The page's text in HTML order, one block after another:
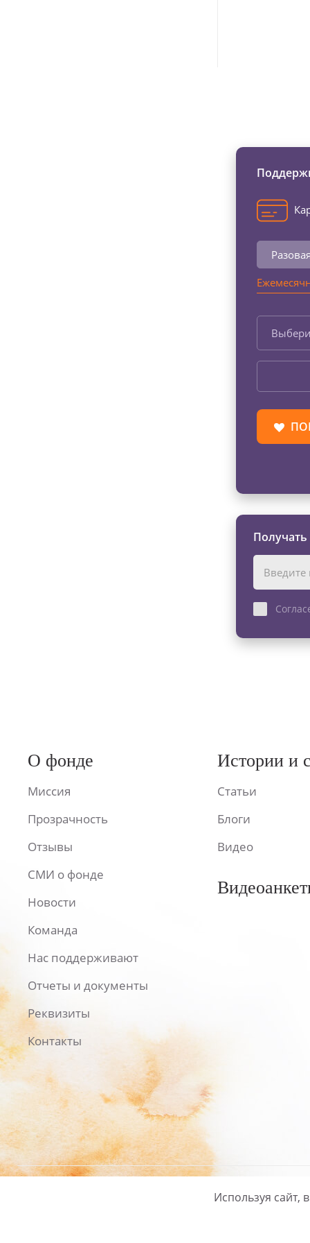
О фонде
Миссия
Прозрачность
Отзывы
СМИ о фонде
Новости
Команда
Нас поддерживают
Отчеты и документы
Реквизиты
Контакты
Истории и
Статьи
Блоги
Видео
Политика
Используя сайт,